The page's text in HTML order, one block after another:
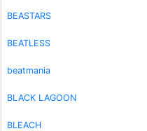
BEASTARS
BEATLESS
beatmania
BLACK LAGOON
BLEACH